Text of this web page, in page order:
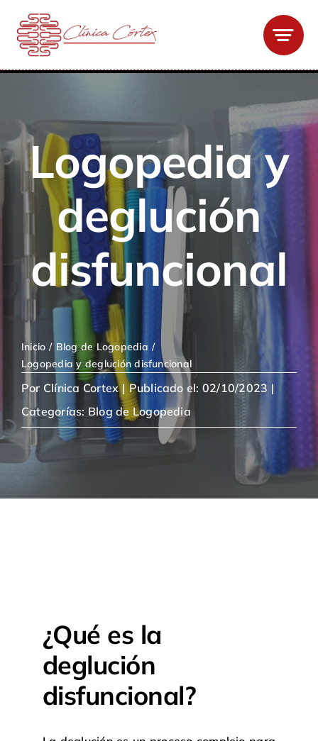
contenido
Logopedia y
deglución
disfuncional
Inicio
Blog de Logopedia
Logopedia y deglución disfuncional
Por Clínica Cortex | Publicado el: 02/10/2023 |
Categorías: Blog de Logopedia
¿Qué es la
deglución
disfuncional?